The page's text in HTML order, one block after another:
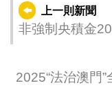
上一則新聞
非強制央積金
2025“法治澳門